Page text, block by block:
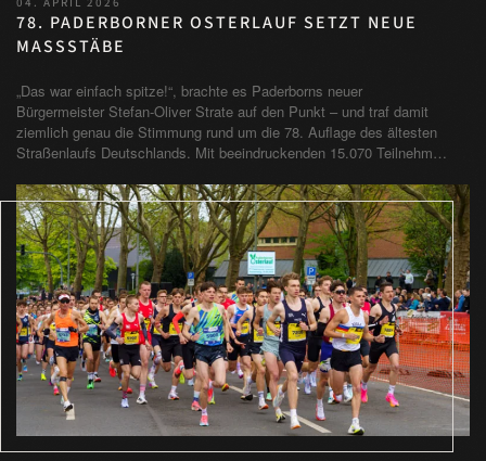
78. PADERBORNER OSTERLAUF SETZT NEUE
MASSSTÄBE
„Das war einfach spitze!“, brachte es Paderborns neuer
Bürgermeister Stefan-Oliver Strate auf den Punkt – und traf damit
ziemlich genau die Stimmung rund um die 78. Auflage des ältesten
Straßenlaufs Deutschlands. Mit beeindruckenden 15.070 Teilnehm…